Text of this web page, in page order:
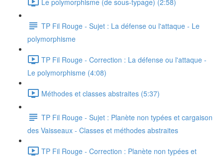
TP Fil Rouge - Sujet : La défense ou l'attaque - Le
polymorphisme
TP Fil Rouge - Correction : La défense ou l'attaque -
Le polymorphisme (4:08)
Méthodes et classes abstraites (5:37)
TP Fil Rouge - Sujet : Planète non typées et cargaison
des Vaisseaux - Classes et méthodes abstraites
TP Fil Rouge - Correction : Planète non typées et